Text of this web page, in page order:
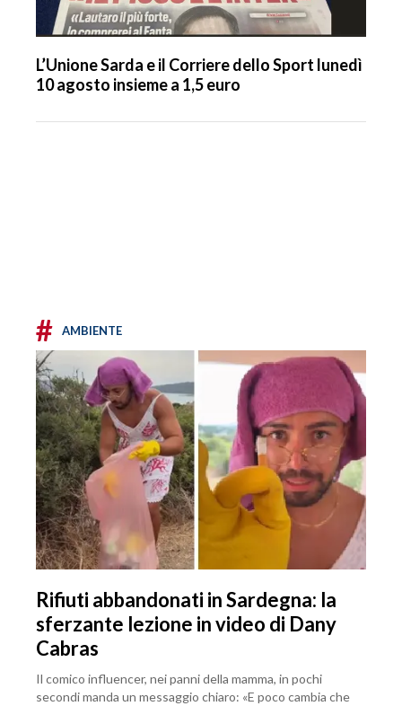
L’Unione Sarda e il Corriere dello Sport lunedì
10 agosto insieme a 1,5 euro
# AMBIENTE
Rifiuti abbandonati in Sardegna: la
sferzante lezione in video di Dany
Cabras
Il comico influencer, nei panni della mamma, in pochi
secondi manda un messaggio chiaro: «E poco cambia che